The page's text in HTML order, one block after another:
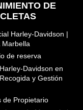
DE
Harley-Davidson |
Marbella
de reserva
Davidson en
y Gestión
de Propietario